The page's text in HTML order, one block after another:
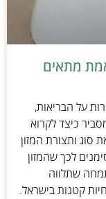
מתאים
על הבריאות,
כיצד לקרוא
סוג ותצורת המזון
לכך שהמזון
שתלווה
קטנות בישראל.